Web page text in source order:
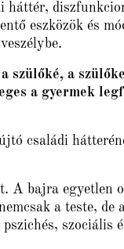
háttér,
eszközök és
szülőké, a
a gyermek
családi
A bajra egyetlen
a teste, de
szociális